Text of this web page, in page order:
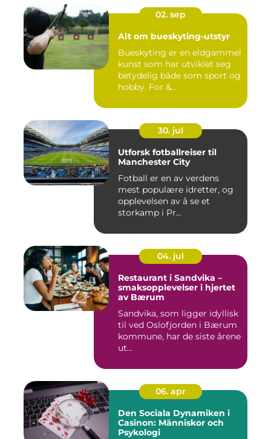
02. sep
Alt om bueskyting-utstyr
Bueskyting er en eldgammel
kunst som har utviklet seg
betydelig både som sport og
hobby. For &...
30. jul
Utforsk fotballreiser til
Manchester City
Fotball er en av verdens
mest populære idretter, og
opplevelsen av å se et
storkamp i Pr...
04. jul
Restaurant i Sandvika –
smaksopplevelser i hjertet
av Bærum
Sandvika, som ligger idyllisk
til ved Oslofjorden i Bærum
kommune, har de siste årene
ut...
06. apr
Den Sociala Dynamiken i
Casinon: Människor och
Psykologi